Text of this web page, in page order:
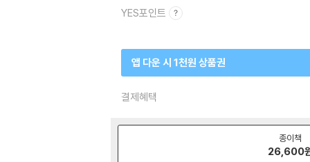
YES포인트
앱 다운 시 1천원 상품권
결제혜택
종이책
26,600